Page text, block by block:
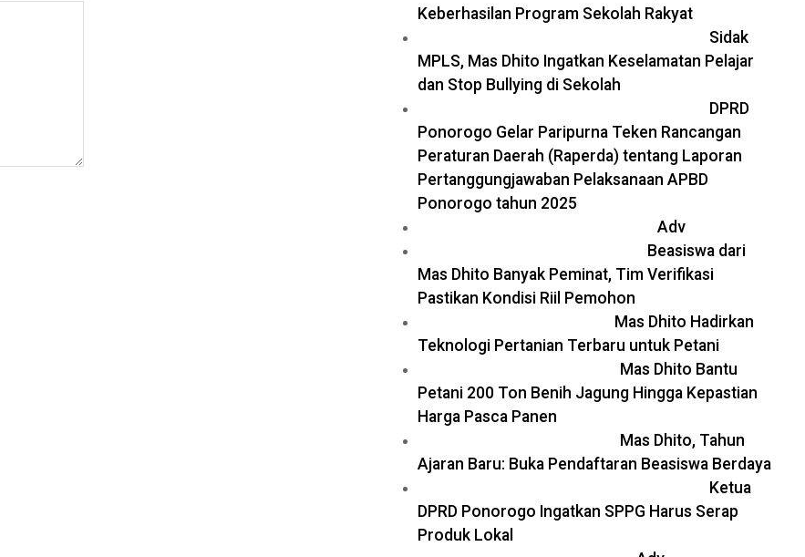
Keberhasilan Program Sekolah Rakyat
Sidak
MPLS, Mas Dhito Ingatkan Keselamatan Pelajar
dan Stop Bullying di Sekolah
DPRD
Ponorogo Gelar Paripurna Teken Rancangan
Peraturan Daerah (Raperda) tentang Laporan
Pertanggungjawaban Pelaksanaan APBD
Ponorogo tahun 2025
Adv
Beasiswa dari
Mas Dhito Banyak Peminat, Tim Verifikasi
Pastikan Kondisi Riil Pemohon
Mas Dhito Hadirkan
Teknologi Pertanian Terbaru untuk Petani
Mas Dhito Bantu
Petani 200 Ton Benih Jagung Hingga Kepastian
Harga Pasca Panen
Mas Dhito, Tahun
Ajaran Baru: Buka Pendaftaran Beasiswa Berdaya
Ketua
DPRD Ponorogo Ingatkan SPPG Harus Serap
Produk Lokal